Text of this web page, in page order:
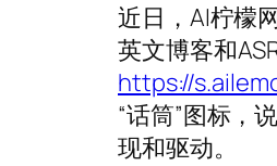
近日，AI柠檬
英文博客和
https://
“话筒”图标，
现和驱动。